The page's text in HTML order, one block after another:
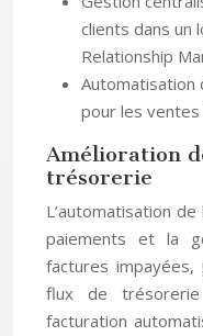
clients dans un
Relationship
Automatisation
pour les
Amélioration
trésorerie
L’automatisation
paiements et la
factures impayées,
flux de
facturation